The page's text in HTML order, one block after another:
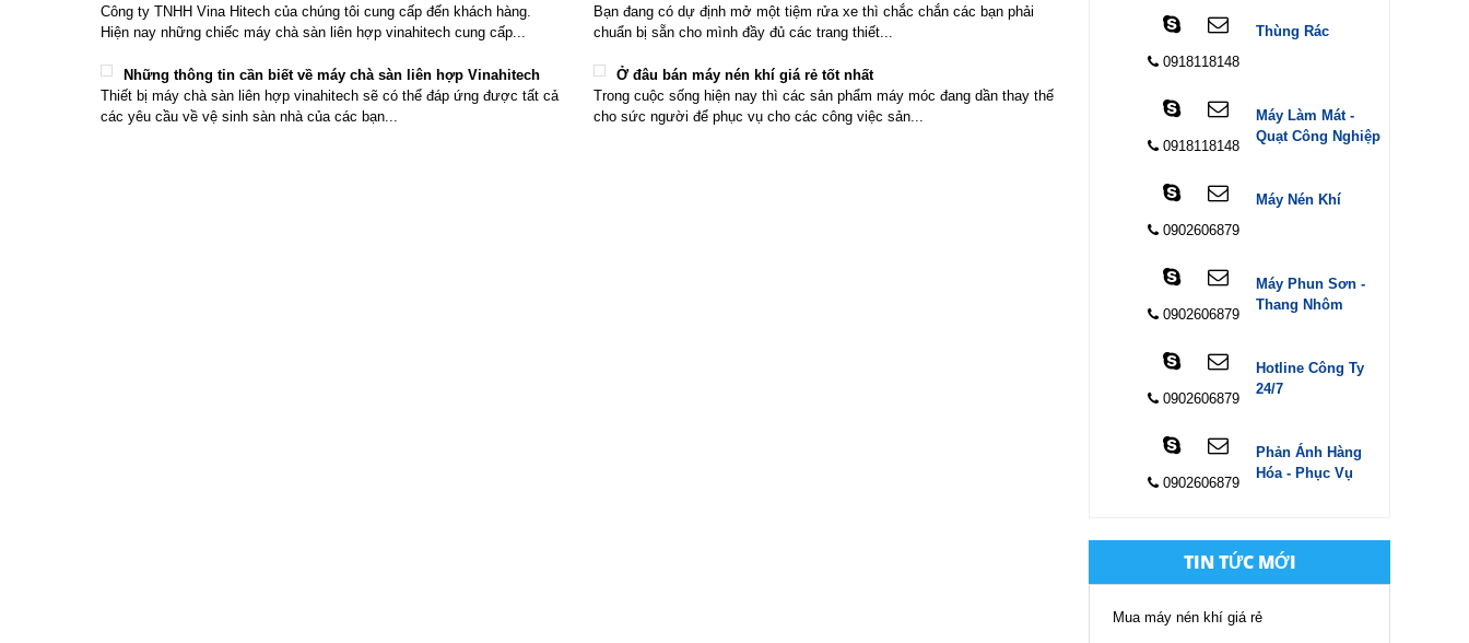
Công ty TNHH Vina Hitech của chúng tôi cung cấp đến khách hàng.
Hiện nay những chiếc máy chà sàn liên hợp vinahitech cung cấp...
Bạn đang có dự định mở một tiệm rửa xe thì chắc chắn các bạn phải
chuẩn bị sẵn cho mình đầy đủ các trang thiết...
Những thông tin cần biết về máy chà sàn liên hợp Vinahitech
Thiết bị máy chà sàn liên hợp vinahitech sẽ có thể đáp ứng được tất cả
các yêu cầu về vệ sinh sàn nhà của các bạn...
Ở đâu bán máy nén khí giá rẻ tốt nhất
Trong cuộc sống hiện nay thì các sản phẩm máy móc đang dần thay thế
cho sức người để phục vụ cho các công việc sản...
0918118148
Thùng Rác
0918118148
Máy Làm Mát -
Quạt Công Nghiệp
0902606879
Máy Nén Khí
0902606879
Máy Phun Sơn -
Thang Nhôm
0902606879
Hotline Công Ty
24/7
0902606879
Phản Ánh Hàng
Hóa - Phục Vụ
TIN TỨC MỚI
Mua máy nén khí giá rẻ